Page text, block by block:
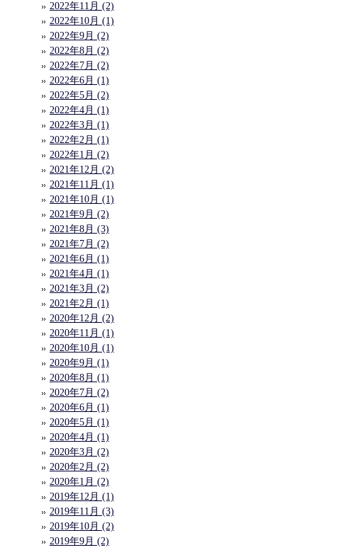
2022年11月 (2)
2022年10月 (1)
2022年9月 (2)
2022年8月 (2)
2022年7月 (2)
2022年6月 (1)
2022年5月 (2)
2022年4月 (1)
2022年3月 (1)
2022年2月 (1)
2022年1月 (2)
2021年12月 (2)
2021年11月 (1)
2021年10月 (1)
2021年9月 (2)
2021年8月 (3)
2021年7月 (2)
2021年6月 (1)
2021年4月 (1)
2021年3月 (2)
2021年2月 (1)
2020年12月 (2)
2020年11月 (1)
2020年10月 (1)
2020年9月 (1)
2020年8月 (1)
2020年7月 (2)
2020年6月 (1)
2020年5月 (1)
2020年4月 (1)
2020年3月 (2)
2020年2月 (2)
2020年1月 (2)
2019年12月 (1)
2019年11月 (3)
2019年10月 (2)
2019年9月 (2)